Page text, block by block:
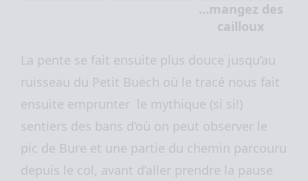
…mangez des
cailloux
La pente se fait ensuite plus douce jusqu’au
ruisseau du Petit Buëch où le tracé nous fait
ensuite emprunter le mythique (si si!)
sentiers des bans d’où on peut observer le
pic de Bure et une partie du chemin parcouru
depuis le col, avant d’aller prendre la pause